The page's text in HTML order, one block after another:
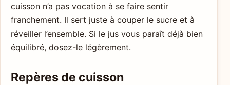
cuisson n’a pas vocation à se faire sentir
franchement. Il sert juste à couper le sucre et à
réveiller l’ensemble. Si le jus vous paraît déjà bien
équilibré, dosez-le légèrement.
Repères de cuisson